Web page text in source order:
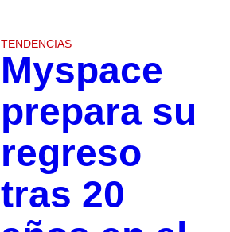
TENDENCIAS
Myspace
prepara su
regreso
tras 20